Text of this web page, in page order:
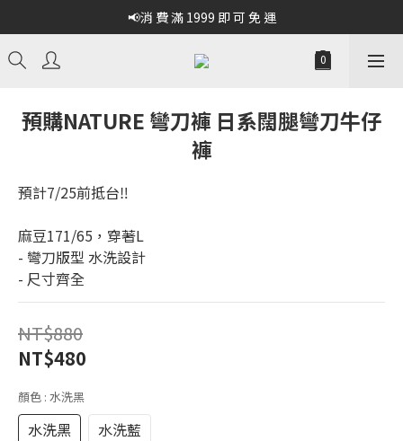
📢消 費 滿 1999 即 可 免 運
預購NATURE 彎刀褲 日系闊腿彎刀牛仔
褲
預計7/25前抵台‼️
麻豆171/65，穿著L
- 彎刀版型 水洗設計
- 尺寸齊全
NT$880
NT$480
顏色 : 水洗黑
水洗黑 水洗藍